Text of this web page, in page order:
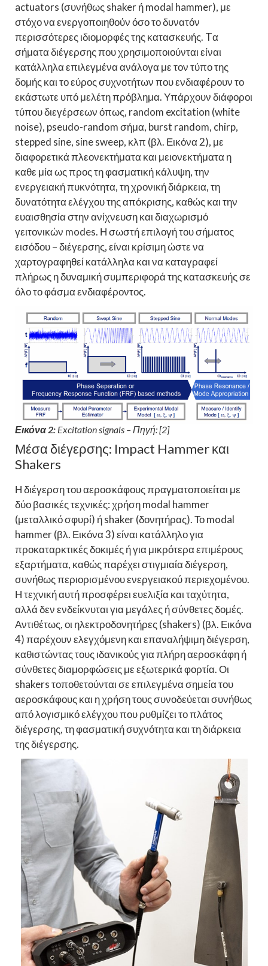
actuators (συνήθως shaker ή modal hammer), με
στόχο να ενεργοποιηθούν όσο το δυνατόν
περισσότερες ιδιομορφές της κατασκευής. Tα
σήματα διέγερσης που χρησιμοποιούνται είναι
κατάλληλα επιλεγμένα ανάλογα με τον τύπο της
δομής και το εύρος συχνοτήτων που ενδιαφέρουν το
εκάστωτε υπό μελέτη πρόβλημα. Υπάρχουν διάφοροι
τύπου διεγέρσεων όπως, random excitation (white
noise), pseudo-random σήμα, burst random, chirp,
stepped sine, sine sweep, κλπ (βλ. Εικόνα 2), με
διαφορετικά πλεονεκτήματα και μειονεκτήματα η
καθε μία ως προς τη φασματική κάλυψη, την
ενεργειακή πυκνότητα, τη χρονική διάρκεια, τη
δυνατότητα ελέγχου της απόκρισης, καθώς και την
ευαισθησία στην ανίχνευση και διαχωρισμό
γειτονικών modes. Η σωστή επιλογή του σήματος
εισόδου – διέγερσης, είναι κρίσιμη ώστε να
χαρτογραφηθεί κατάλληλα και να καταγραφεί
πλήρως η δυναμική συμπεριφορά της κατασκευής σε
όλο το φάσμα ενδιαφέροντος.
Εικόνα 2: Excitation signals – Πηγή: [2]
Μέσα διέγερσης: Impact Hammer και
Shakers
Η διέγερση του αεροσκάφους πραγματοποιείται με
δύο βασικές τεχνικές: χρήση modal hammer
(μεταλλικό σφυρί) ή shaker (δονητήρας). Το modal
hammer (βλ. Εικόνα 3) είναι κατάλληλο για
προκαταρκτικές δοκιμές ή για μικρότερα επιμέρους
εξαρτήματα, καθώς παρέχει στιγμιαία διέγερση,
συνήθως περιορισμένου ενεργειακού περιεχομένου.
Η τεχνική αυτή προσφέρει ευελιξία και ταχύτητα,
αλλά δεν ενδείκνυται για μεγάλες ή σύνθετες δομές.
Αντιθέτως, οι ηλεκτροδονητήρες (shakers) (βλ. Εικόνα
4) παρέχουν ελεγχόμενη και επαναλήψιμη διέγερση,
καθιστώντας τους ιδανικούς για πλήρη αεροσκάφη ή
σύνθετες διαμορφώσεις με εξωτερικά φορτία. Οι
shakers τοποθετούνται σε επιλεγμένα σημεία του
αεροσκάφους και η χρήση τους συνοδεύεται συνήθως
από λογισμικό ελέγχου που ρυθμίζει το πλάτος
διέγερσης, τη φασματική συχνότητα και τη διάρκεια
της διέγερσης.